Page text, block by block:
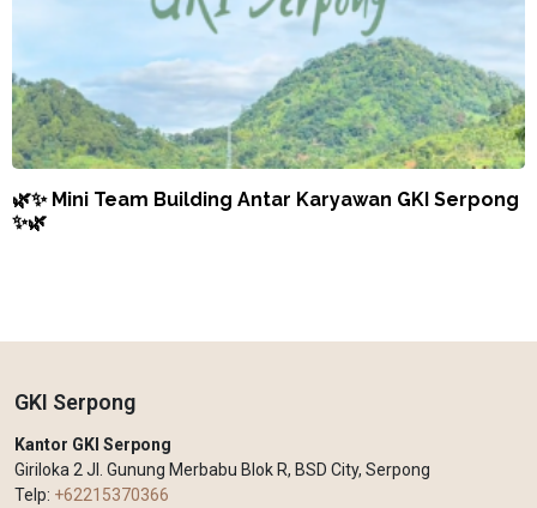
🌿✨ Mini Team Building Antar Karyawan GKI Serpong
✨🌿
GKI Serpong
Kantor GKI Serpong
Giriloka 2 Jl. Gunung Merbabu Blok R, BSD City, Serpong
Telp: +62215370366